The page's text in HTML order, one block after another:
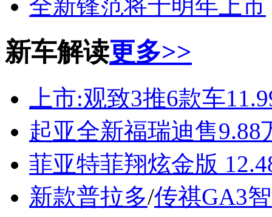
全新锋范将于明年上市
新车解读更多>>
上市:观致3推6款车
起亚全新福瑞迪售9.88
菲亚特菲翔炫金版
新款普拉多/传祺GA3